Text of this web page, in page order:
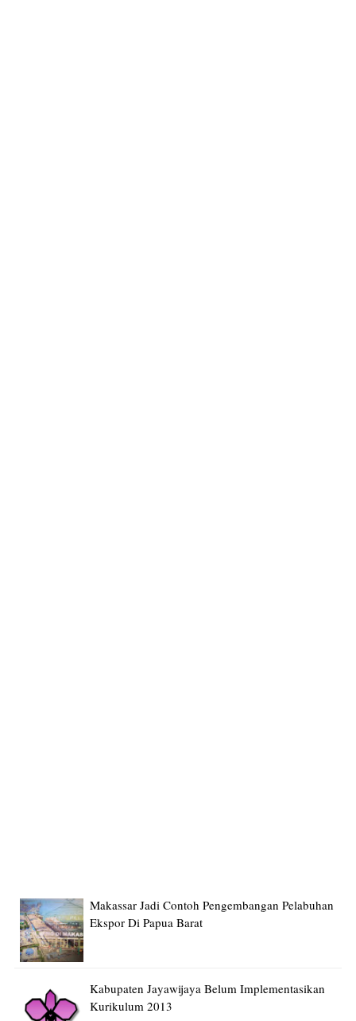
Makassar Jadi Contoh Pengembangan Pelabuhan
Ekspor Di Papua Barat
Kabupaten Jayawijaya Belum Implementasikan
Kurikulum 2013